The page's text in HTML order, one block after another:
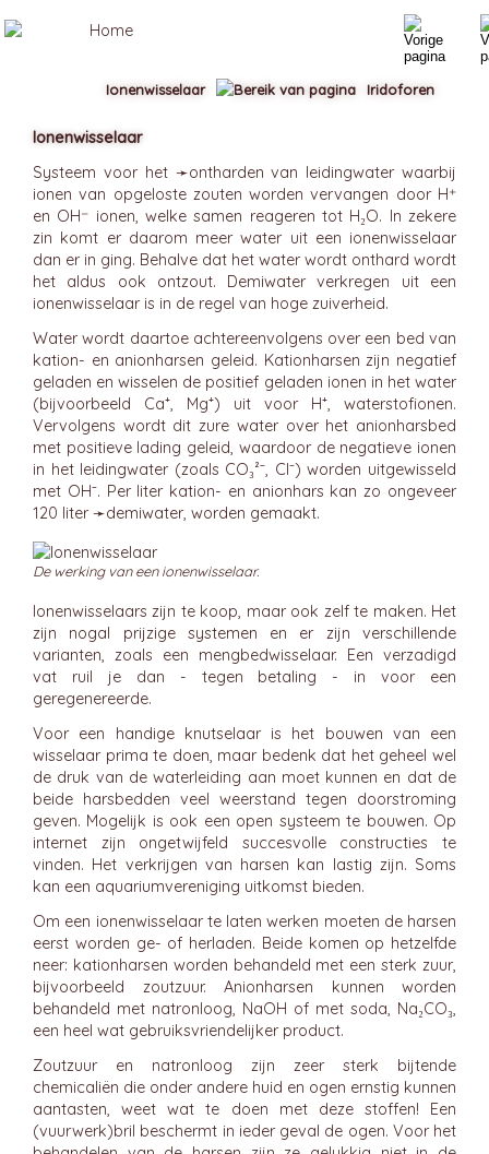
Ionenwisselaar
Systeem voor het ➛ontharden van leidingwater waarbij
ionen van opgeloste zouten worden vervangen door H⁺
en OH⁻ ionen, welke samen reageren tot H₂O. In zekere
zin komt er daarom meer water uit een ionenwisselaar
dan er in ging. Behalve dat het water wordt onthard wordt
het aldus ook ontzout. Demiwater verkregen uit een
ionenwisselaar is in de regel van hoge zuiverheid.
Water wordt daartoe achtereenvolgens over een bed van
kation- en anionharsen geleid. Kationharsen zijn negatief
geladen en wisselen de positief geladen ionen in het water
(bijvoorbeeld Ca⁺, Mg⁺) uit voor H⁺, waterstofionen.
Vervolgens wordt dit zure water over het anionharsbed
met positieve lading geleid, waardoor de negatieve ionen
in het leidingwater (zoals CO₃²⁻, Cl⁻) worden uitgewisseld
met OH⁻. Per liter kation- en anionhars kan zo ongeveer
120 liter ➛demiwater, worden gemaakt.
De werking van een ionenwisselaar.
Ionenwisselaars zijn te koop, maar ook zelf te maken. Het
zijn nogal prijzige systemen en er zijn verschillende
varianten, zoals een mengbedwisselaar. Een verzadigd
vat ruil je dan - tegen betaling - in voor een
geregenereerde.
Voor een handige knutselaar is het bouwen van een
wisselaar prima te doen, maar bedenk dat het geheel wel
de druk van de waterleiding aan moet kunnen en dat de
beide harsbedden veel weerstand tegen doorstroming
geven. Mogelijk is ook een open systeem te bouwen. Op
internet zijn ongetwijfeld succesvolle constructies te
vinden. Het verkrijgen van harsen kan lastig zijn. Soms
kan een aquariumvereniging uitkomst bieden.
Om een ionenwisselaar te laten werken moeten de harsen
eerst worden ge- of herladen. Beide komen op hetzelfde
neer: kationharsen worden behandeld met een sterk zuur,
bijvoorbeeld zoutzuur. Anionharsen kunnen worden
behandeld met natronloog, NaOH of met soda, Na₂CO₃,
een heel wat gebruiksvriendelijker product.
Zoutzuur en natronloog zijn zeer sterk bijtende
chemicaliën die onder andere huid en ogen ernstig kunnen
aantasten, weet wat te doen met deze stoffen! Een
(vuurwerk)bril beschermt in ieder geval de ogen. Voor het
Ionenwisselaar Iridoforen